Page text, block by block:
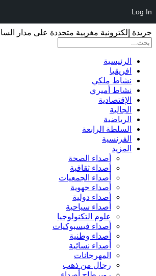
Log In
جريدة إلكترونية مغربية متجددة على مدار
الرئيسية
افريقيا
نشاط ملكي
نشاط أميري
الإقتصادية
الجالية
الرياضية
السلطة الرابعة
الفرنسية
المزيد
أصداء الصحة
أصداء ثقافية
أصداء الجمعيات
أصداء جهوية
أصداء دولية
أصداء سياحية
علوم التكنولوجيا
أصداء فيسبوكيات
أصداء وطنية
أصداء نسائية
المهرجانات
رجال من ذهب